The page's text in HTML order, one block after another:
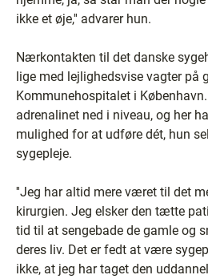
ikke et øje,'' advarer hun.
Nærkontakten til det danske
lige med lejlighedsvise vagter på
Kommunehospitalet i
adrenalinet ned i niveau, og her
mulighed for at udføre dét, hun
sygepleje.
''Jeg har altid mere været til det
kirurgien. Jeg elsker den tætte
tid til at sengebade de gamle og
deres liv. Det er fedt at være
ikke, at jeg har taget den